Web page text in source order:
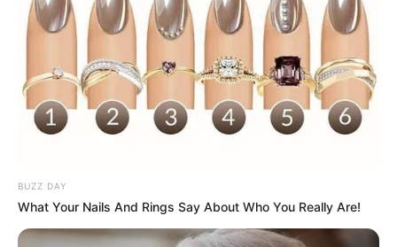
que não sabe costurar, pode produzir suas
próprias cortinas. E, é sobre isso que vamos falar
neste conteúdo! Portanto, continue nos
acompanhando!
BUZZ DAY
What Your Nails And Rings Say About Who You Really Are!